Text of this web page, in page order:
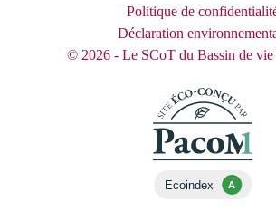
Politique de
Déclaration
© 2026 - Le SCoT du Bassin de vie
Ecoindex A